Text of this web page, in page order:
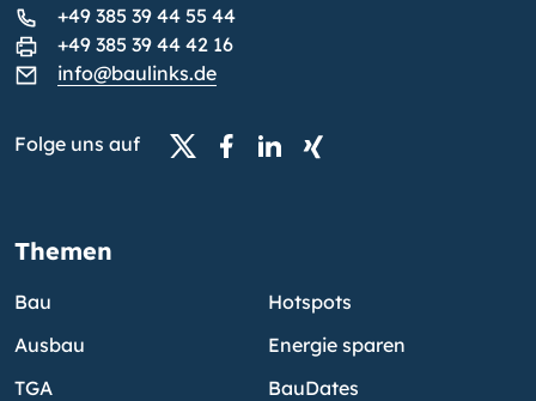
+49 385 39 44 55 44
+49 385 39 44 42 16
info@baulinks.de
Folge uns auf
Themen
Bau
Ausbau
TGA
Hotspots
Energie sparen
BauDates